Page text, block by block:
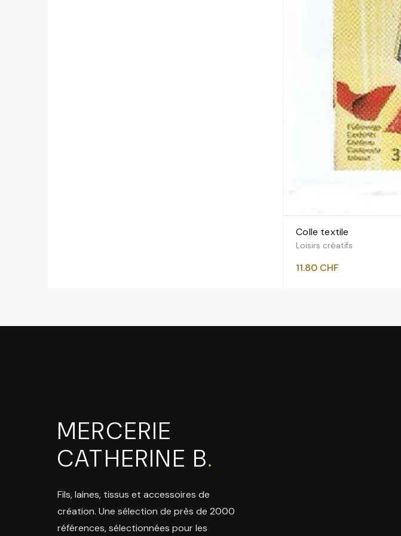
Colle textile
Loisirs créatifs
11.80 CHF
MERCERIE
CATHERINE B.
Fils, laines, tissus et accessoires de
création. Une sélection de près de 2000
références, sélectionnées pour les